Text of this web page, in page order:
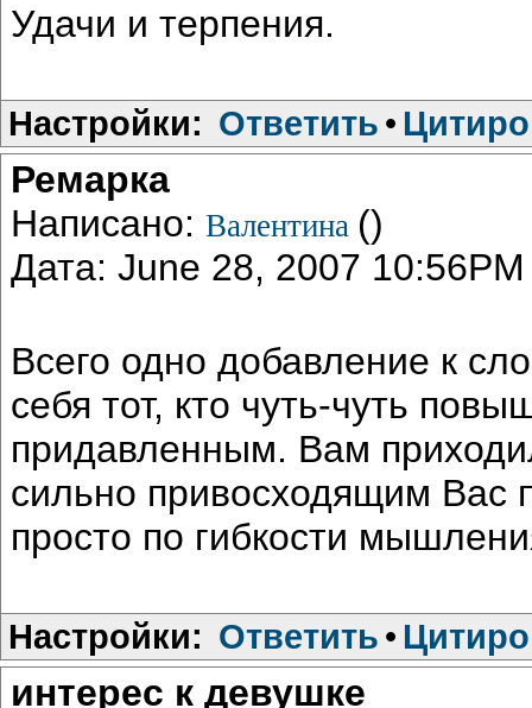
Удачи и терпения.
Настройки: Ответить •
Ремарка
Написано: Валентина ()
Дата: June 28, 2007 10:56PM
Всего одно добавление к
себя тот, кто чуть-чуть
придавленным. Вам
сильно привосходящим Вас
просто по гибкости
Настройки: Ответить •
интерес к девушке